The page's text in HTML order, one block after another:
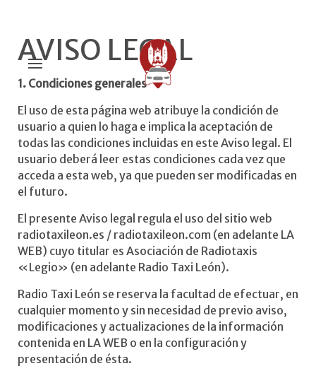
AVISO LEGAL
1. Condiciones generales
El uso de esta página web atribuye la condición de
usuario a quien lo haga e implica la aceptación de
todas las condiciones incluidas en este Aviso legal. El
usuario deberá leer estas condiciones cada vez que
acceda a esta web, ya que pueden ser modificadas en
el futuro.
El presente Aviso legal regula el uso del sitio web
radiotaxileon.es / radiotaxileon.com (en adelante LA
WEB) cuyo titular es Asociación de Radiotaxis
«Legio» (en adelante Radio Taxi León).
Radio Taxi León se reserva la facultad de efectuar, en
cualquier momento y sin necesidad de previo aviso,
modificaciones y actualizaciones de la información
contenida en LA WEB o en la configuración y
presentación de ésta.